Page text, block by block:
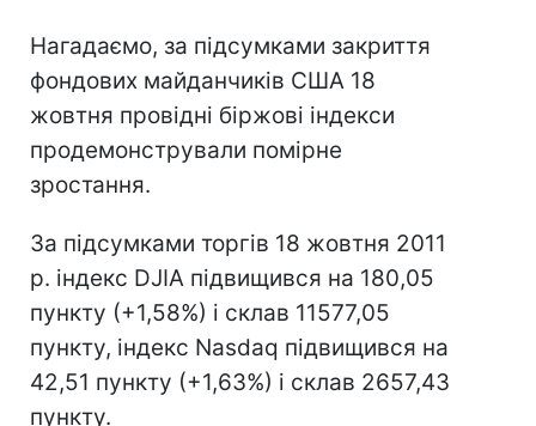
Нагадаємо, за підсумками закриття
фондових майданчиків США 18
жовтня провідні біржові індекси
продемонстрували помірне
зростання.
За підсумками торгів 18 жовтня 2011
р. індекс DJIA підвищився на 180,05
пункту (+1,58%) і склав 11577,05
пункту, індекс Nasdaq підвищився на
42,51 пункту (+1,63%) і склав 2657,43
пункту.